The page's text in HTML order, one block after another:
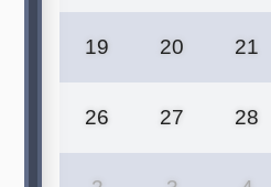
19 20 21
26 27 28